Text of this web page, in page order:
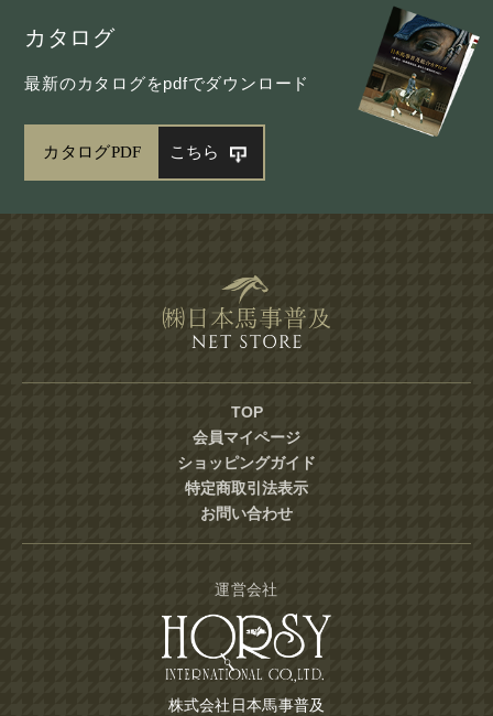
カタログ
最新のカタログをpdfでダウンロード
カタログPDF こちら
TOP
会員マイページ
ショッピングガイド
特定商取引法表示
お問い合わせ
運営会社
株式会社日本馬事普及